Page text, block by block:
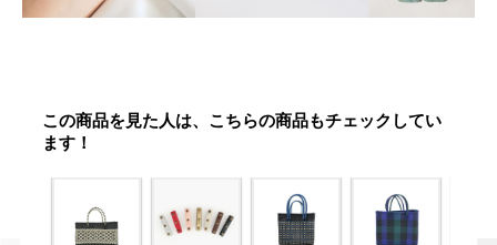
この商品を見た人は、こちらの商品もチェックしてい
ます！